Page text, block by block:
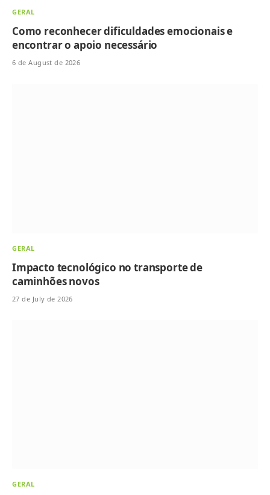
GERAL
Como reconhecer dificuldades emocionais e
encontrar o apoio necessário
6 de August de 2026
GERAL
Impacto tecnológico no transporte de
caminhões novos
27 de July de 2026
GERAL